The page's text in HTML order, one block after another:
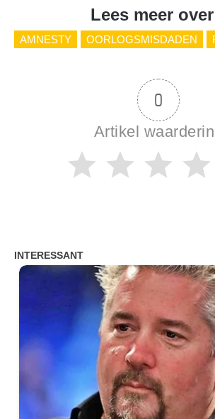
Lees meer
AMNESTY OORLOGSMISDADEN
0
Artikel